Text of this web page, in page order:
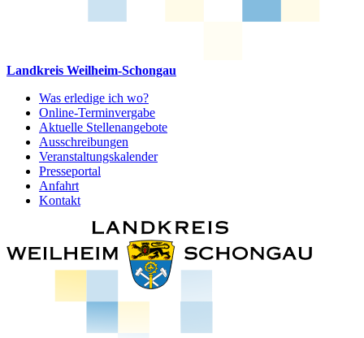
Landkreis Weilheim-Schongau
Was erledige ich wo?
Online-Terminvergabe
Aktuelle Stellenangebote
Ausschreibungen
Veranstaltungskalender
Presseportal
Anfahrt
Kontakt